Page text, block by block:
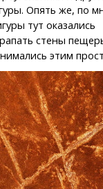
Опять же, по
тут оказались
стены
этим